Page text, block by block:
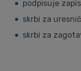
podpisuje
skrbi za
skrbi za